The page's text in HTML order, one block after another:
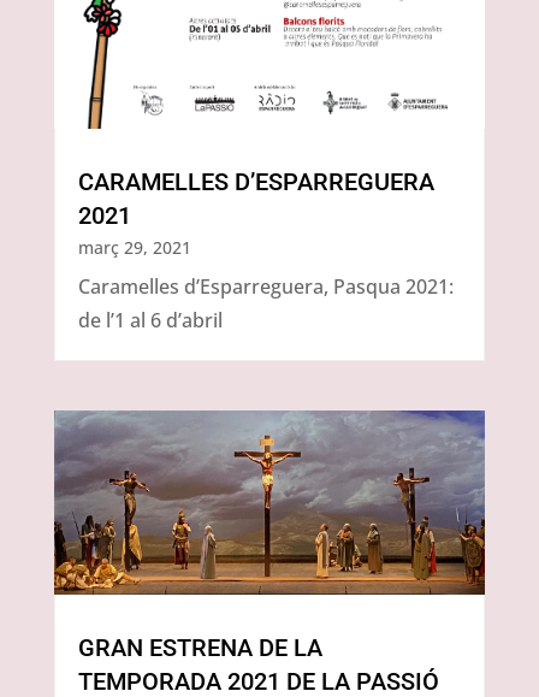
CARAMELLES D’ESPARREGUERA
2021
març 29, 2021
Caramelles d’Esparreguera, Pasqua 2021:
de l’1 al 6 d’abril
GRAN ESTRENA DE LA
TEMPORADA 2021 DE LA PASSIÓ